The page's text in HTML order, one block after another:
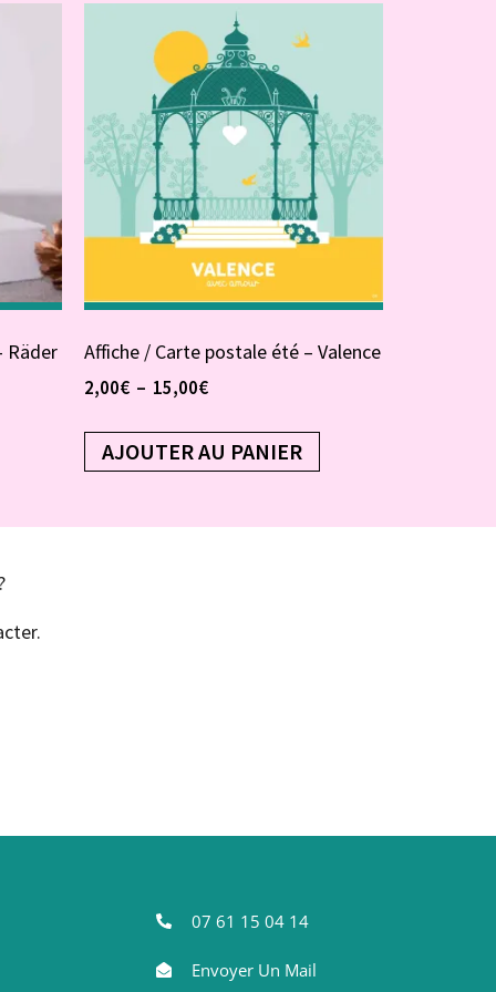
Räder Affiche / Carte postale été – Valence
2,00€ – 15,00€
AJOUTER AU PANIER
07 61 15 04 14
Envoyer Un Mail